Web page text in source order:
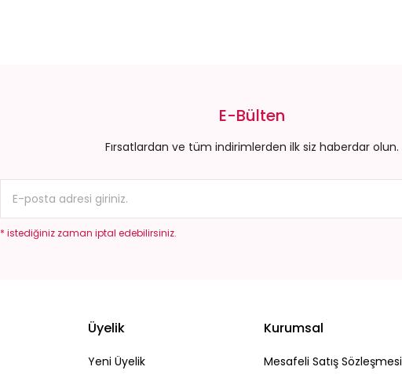
E-Bülten
Fırsatlardan ve tüm indirimlerden ilk siz haberdar olun.
* istediğiniz zaman iptal edebilirsiniz.
Üyelik
Yeni Üyelik
Kurumsal
Mesafeli Satış Sözleşmesi